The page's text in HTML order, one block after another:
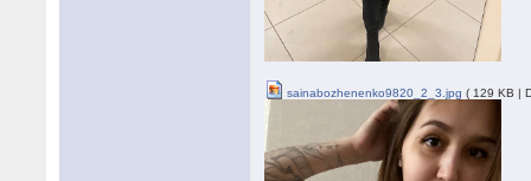
sainabozhenenko9820_2_3.jpg ( 129 KB |